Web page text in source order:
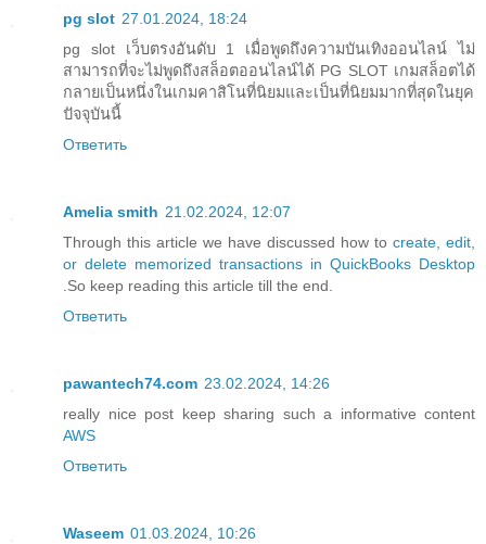
pg slot 27.01.2024, 18:24
pg slot เว็บตรงอันดับ 1 เมื่อพูดถึงความบันเทิงออนไลน์ ไม่
สามารถที่จะไม่พูดถึงสล็อตออนไลน์ได้ PG SLOT เกมสล็อตได้
กลายเป็นหนึ่งในเกมคาสิโนที่นิยมและเป็นที่นิยมมากที่สุดในยุค
ปัจจุบันนี้
Ответить
Amelia smith 21.02.2024, 12:07
Through this article we have discussed how to create, edit,
or delete memorized transactions in QuickBooks Desktop
.So keep reading this article till the end.
Ответить
pawantech74.com 23.02.2024, 14:26
really nice post keep sharing such a informative content
AWS
Ответить
Waseem 01.03.2024, 10:26